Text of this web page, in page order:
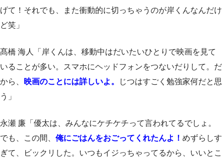
げて！それでも、また衝動的に切っちゃうのが岸くんなんだけ
ど笑」
髙橋 海人「岸くんは、移動中はだいたいひとりで映画を見て
いることが多い。スマホにヘッドフォンをつないだりして。だ
から、
映画のことには詳しいよ。
じつはすごく勉強家何だと思
う」
永瀬 廉「優太は、みんなにケチケチって言われてるでしょ。
でも、この間、 俺にごはんをおごってくれたんよ！ めずらしす
ぎて、ビックリした。いつもイジっちゃってるから、いいとこ